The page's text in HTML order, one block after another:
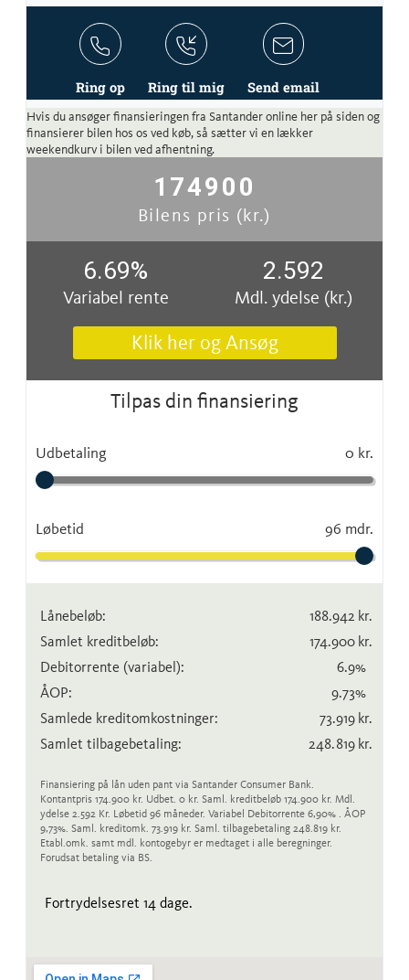
Ring op Ring til mig Send email
Hvis du ansøger finansieringen fra Santander online her på siden og
finansierer bilen hos os ved køb, så sætter vi en lækker
weekendkurv i bilen ved afhentning.
174900
Bilens pris (kr.)
6.69%
Variabel rente
2.592
Mdl. ydelse (kr.)
Klik her og Ansøg
Tilpas din finansiering
Udbetaling 0 kr.
Løbetid 96 mdr.
Lånebeløb: 188.942 kr.
Samlet kreditbeløb:
174.900 kr.
Debitorrente (variabel): 6.9%
ÅOP:
9.73%
Samlede kreditomkostninger:
73.919 kr.
Samlet tilbagebetaling:
248.819 kr.
Finansiering på lån uden pant via Santander Consumer Bank.
Kontantpris 174.900 kr. Udbet. 0 kr. Saml. kreditbeløb 174.900 kr. Mdl.
ydelse 2.592 Kr. Løbetid 96 måneder. Variabel Debitorrente 6,90% . ÅOP
9,73%. Saml. kreditomk. 73.919 kr. Saml. tilbagebetaling 248.819 kr.
Etabl.omk. samt mdl. kontogebyr er medtaget i alle beregninger.
Forudsat betaling via BS.
Fortrydelsesret 14 dage.